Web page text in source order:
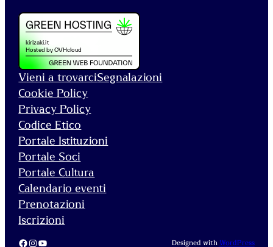
Vieni a trovarciSegnalazioni
Cookie Policy
Privacy Policy
Codice Etico
Portale Istituzioni
Portale Soci
Portale Cultura
Calendario eventi
Prenotazioni
Iscrizioni
Facebook
Instagram
YouTube Designed with WordPress